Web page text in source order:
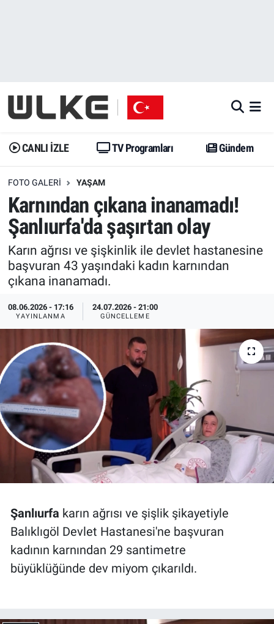
CANLI İZLE TV Programları Gündem
FOTO GALERI YAŞAM
Karnından çıkana inanamadı!
Şanlıurfa'da şaşırtan olay
Karın ağrısı ve şişkinlik ile devlet hastanesine
başvuran 43 yaşındaki kadın karnından
çıkana inanamadı.
08.06.2026 - 17:16
YAYINLANMA
24.07.2026 - 21:00
GÜNCELLEME
Şanlıurfa karın ağrısı ve şişlik şikayetiyle
Balıklıgöl Devlet Hastanesi'ne başvuran
kadının karnından 29 santimetre
büyüklüğünde dev miyom çıkarıldı.
Gündem
Dünya
Erişim Bilgileri
Ekonomi
Trend
Yazarlar
Gündem
Trend
Erişim Bilgileri
Spor
Ekonomi
Medya
Özel Haberler
Kadın
Erişim Bilgileri
Sağlık
Teknoloji
Ramazan
İstanbul Namaz Vakitleri
Trafik Durumu
Erişim Bilgileri
Tüm Manşetler
Son Dakika Haberleri